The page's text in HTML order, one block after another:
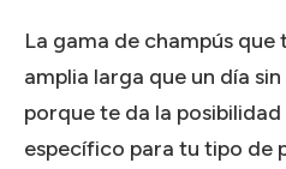
La gama de champús
amplia larga que un día
porque te da la
específico para tu tipo de